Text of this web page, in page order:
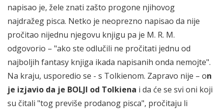
napisao je, žele znati zašto progone njihovog
najdražeg pisca. Netko je neoprezno napisao da nije
pročitao nijednu njegovu knjigu pa je M. R. M.
odgovorio – "ako ste odlučili ne pročitati jednu od
najboljih fantasy knjiga ikada napisanih onda nemojte".
Na kraju, usporedio se - s Tolkienom. Zapravo nije – on
je izjavio da je BOLJI od Tolkiena i da će se svi oni koji
su čitali "tog previše prodanog pisca", pročitaju li